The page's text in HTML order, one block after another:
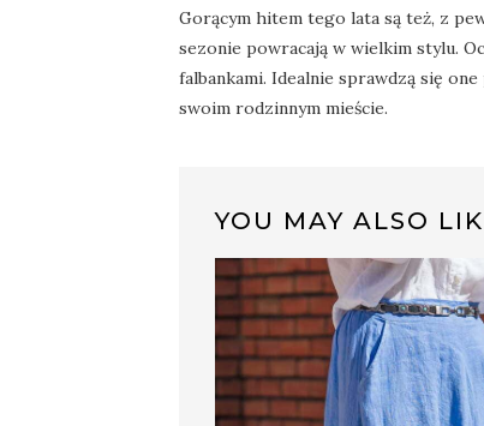
Gorącym hitem tego lata są też, z
sezonie powracają w wielkim stylu.
falbankami. Idealnie sprawdzą się
swoim rodzinnym mieście.
YOU MAY ALSO